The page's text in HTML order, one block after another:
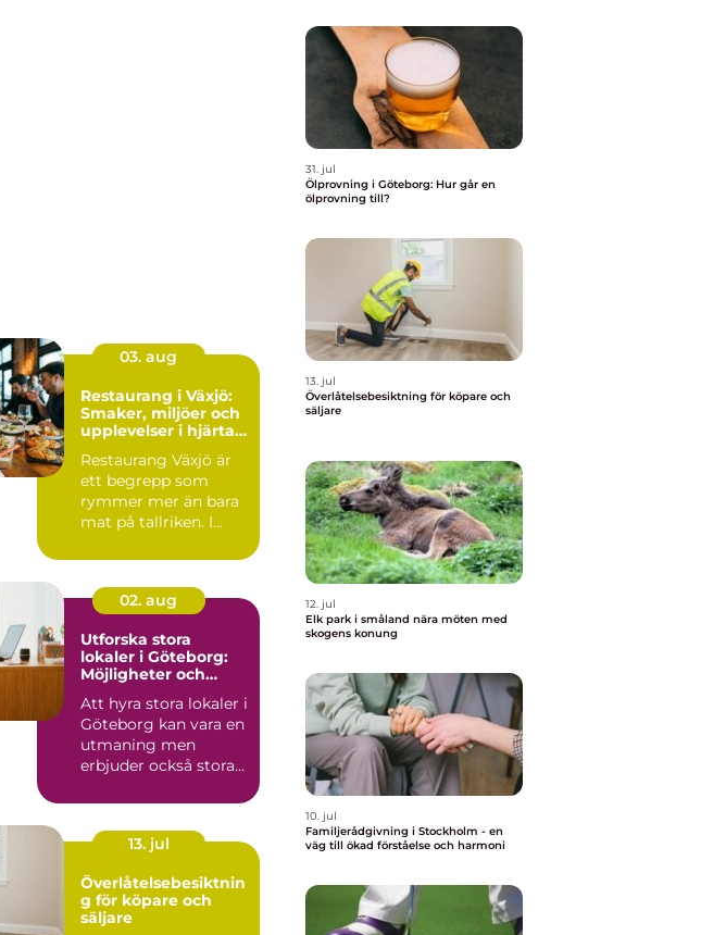
03. aug
Restaurang i Växjö:
Smaker, miljöer och
upplevelser i hjärtat
Restaurang Växjö är
ett begrepp som
rymmer mer än bara
mat på tallriken. I...
02. aug
Utforska stora
lokaler i Göteborg:
Möjligheter och
Att hyra stora lokaler i
Göteborg kan vara en
utmaning men
erbjuder också stora
13. jul
Överlåtelsebesiktnin
g för köpare och
säljare
31. jul
Ölprovning i Göteborg: Hur går en
ölprovning till?
13. jul
Överlåtelsebesiktning för köpare och
säljare
12. jul
Elk park i småland nära möten med
skogens konung
10. jul
Familjerådgivning i Stockholm - en
väg till ökad förståelse och harmoni